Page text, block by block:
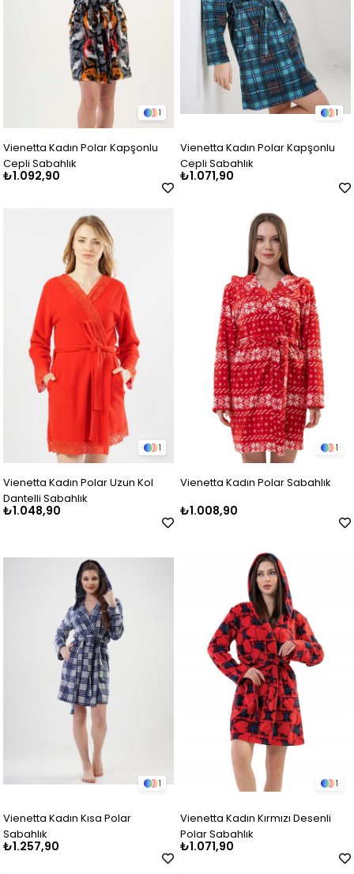
1
Vienetta Kadın Polar Kapşonlu
Cepli Sabahlık
₺1.092,90
1
Vienetta Kadın Polar Kapşonlu
Cepli Sabahlık
₺1.071,90
1
Vienetta Kadın Polar Uzun Kol
Dantelli Sabahlık
₺1.048,90
1
Vienetta Kadın Polar Sabahlık
₺1.008,90
1
Vienetta Kadın Kısa Polar
Sabahlık
₺1.257,90
1
Vienetta Kadın Kırmızı Desenli
Polar Sabahlık
₺1.071,90